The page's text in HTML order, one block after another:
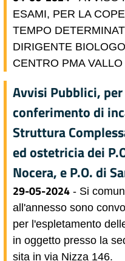
ESAMI, PER LA
TEMPO
DIRIGENTE
CENTRO PMA
Avvisi Pubblici,
conferimento di
Struttura
ed ostetricia dei
Nocera, e P.O. di
29-05-2024 - Si
all'annesso sono
per l'espletamento
in oggetto presso la
sita in via Nizza 146.